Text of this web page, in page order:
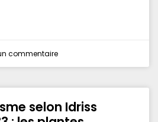
commentaire
selon Idriss